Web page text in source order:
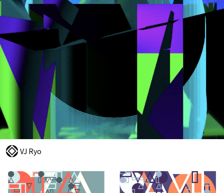
VJ Ryo